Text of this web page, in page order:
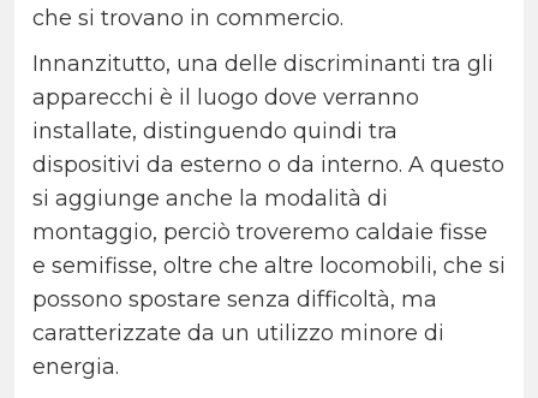
che si trovano in commercio.
Innanzitutto, una delle discriminanti tra gli
apparecchi è il luogo dove verranno
installate, distinguendo quindi tra
dispositivi da esterno o da interno. A questo
si aggiunge anche la modalità di
montaggio, perciò troveremo caldaie fisse
e semifisse, oltre che altre locomobili, che si
possono spostare senza difficoltà, ma
caratterizzate da un utilizzo minore di
energia.